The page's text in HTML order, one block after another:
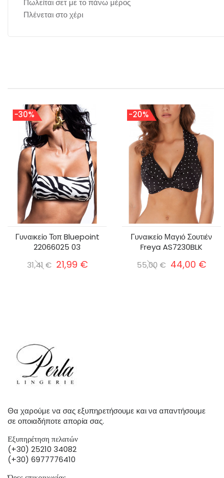
Πωλείται σετ με το πάνω μέρος
Πλένεται στο χέρι
-30%
Γυναικείο Τοπ Bluepoint
22066025 03
31,41 € 21,99 €
-20%
Γυναικείο Μαγιό Σουτιέν
Freya AS7230BLK
55,00 € 44,00 €
Θα χαρούμε να σας εξυπηρετήσουμε και να απαντήσουμε
σε οποιαδήποτε απορία σας.
Εξυπηρέτηση πελατών
(+30) 25210 34082
(+30) 6977776410